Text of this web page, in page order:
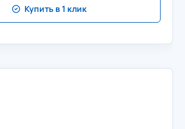
Купить в 1 клик